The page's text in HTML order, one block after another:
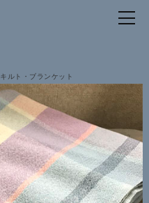
キルト・ブランケット